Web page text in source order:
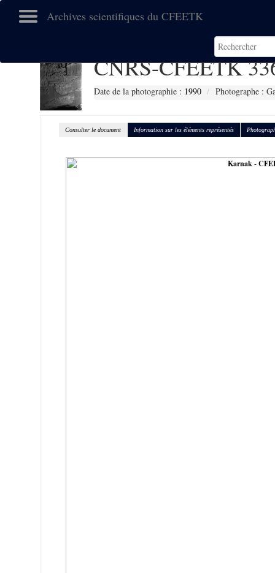
Archives scientifiques du CFEETK
CNRS-CFEETK
Date de la photographie : 1990 Photographe :
Consulter le document Information sur les éléments représentés